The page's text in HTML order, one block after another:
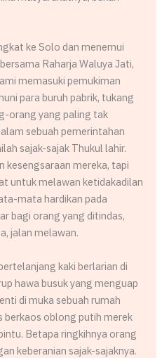
ke Solo dan menemui
Raharja Waluya Jati,
memasuki pemukiman
para buruh pabrik, tukang
orang yang paling tak
sebuah pemerintahan
sajak-sajak Thukul lahir.
kesengsaraan mereka, tapi
untuk melawan ketidakadilan
mata hardikan pada
bagi orang yang ditindas,
jalan melawan.
kaki berlarian di
hawa busuk yang menguap
di muka sebuah rumah
berkaos oblong putih merek
Betapa ringkihnya orang
keberanian sajak-sajaknya.